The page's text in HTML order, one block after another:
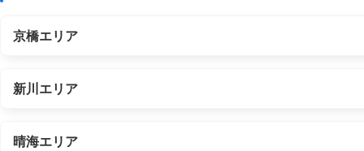
京橋エリア
新川エリア
晴海エリア